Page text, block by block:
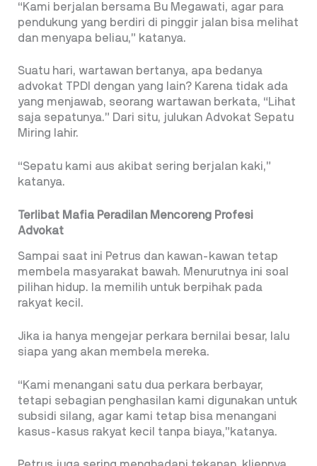
“Kami berjalan bersama Bu Megawati, agar para
pendukung yang berdiri di pinggir jalan bisa melihat
dan menyapa beliau,” katanya.
Suatu hari, wartawan bertanya, apa bedanya
advokat TPDI dengan yang lain? Karena tidak ada
yang menjawab, seorang wartawan berkata, “Lihat
saja sepatunya.” Dari situ, julukan Advokat Sepatu
Miring lahir.
“Sepatu kami aus akibat sering berjalan kaki,”
katanya.
Terlibat Mafia Peradilan Mencoreng Profesi
Advokat
Sampai saat ini Petrus dan kawan-kawan tetap
membela masyarakat bawah. Menurutnya ini soal
pilihan hidup. Ia memilih untuk berpihak pada
rakyat kecil.
Jika ia hanya mengejar perkara bernilai besar, lalu
siapa yang akan membela mereka.
“Kami menangani satu dua perkara berbayar,
tetapi sebagian penghasilan kami digunakan untuk
subsidi silang, agar kami tetap bisa menangani
kasus-kasus rakyat kecil tanpa biaya,”katanya.